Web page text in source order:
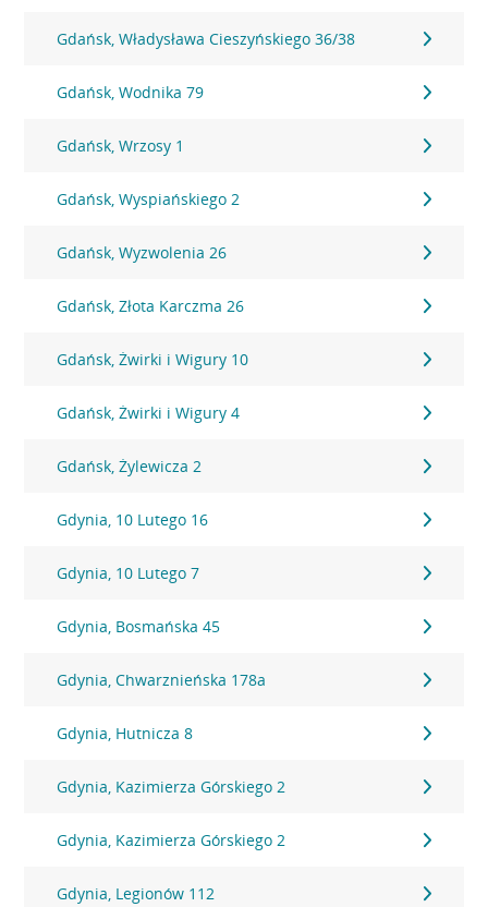
Gdańsk, Władysława Cieszyńskiego 36/38
Gdańsk, Wodnika 79
Gdańsk, Wrzosy 1
Gdańsk, Wyspiańskiego 2
Gdańsk, Wyzwolenia 26
Gdańsk, Złota Karczma 26
Gdańsk, Żwirki i Wigury 10
Gdańsk, Żwirki i Wigury 4
Gdańsk, Żylewicza 2
Gdynia, 10 Lutego 16
Gdynia, 10 Lutego 7
Gdynia, Bosmańska 45
Gdynia, Chwarznieńska 178a
Gdynia, Hutnicza 8
Gdynia, Kazimierza Górskiego 2
Gdynia, Kazimierza Górskiego 2
Gdynia, Legionów 112